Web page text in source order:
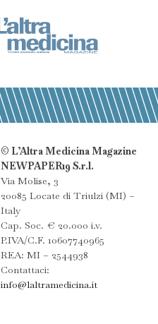
© L’Altra Medicina Magazine
NEWPAPER19 S.r.l.
Via Molise, 3
20085 Locate di Triulzi (MI) –
Italy
Cap. Soc. € 20.000 i.v.
P.IVA/C.F. 10607740965
REA: MI – 2544938
Contattaci:
info@laltramedicina.it